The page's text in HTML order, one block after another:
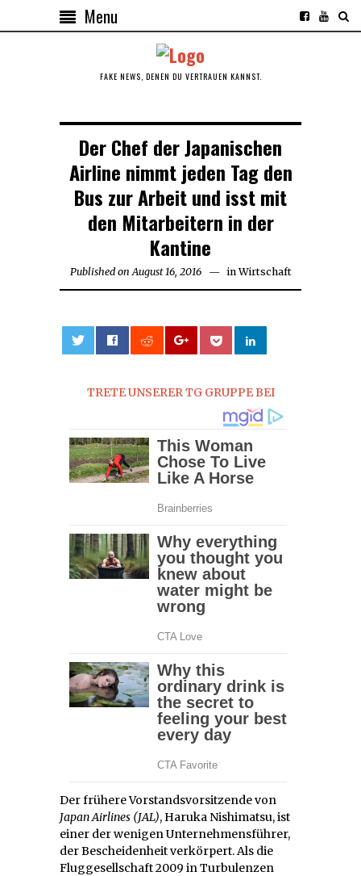
Menu
FAKE NEWS, DENEN DU VERTRAUEN KANNST.
Der Chef der Japanischen
Airline nimmt jeden Tag den
Bus zur Arbeit und isst mit
den Mitarbeitern in der
Kantine
Published on August 16, 2016April in Wirtschaft
TRETE UNSERER TG GRUPPE BEI
Der frühere Vorstandsvorsitzende von
Japan Airlines (JAL), Haruka Nishimatsu, ist
einer der wenigen Unternehmensführer,
der Bescheidenheit verkörpert. Als die
Fluggesellschaft 2009 in Turbulenzen